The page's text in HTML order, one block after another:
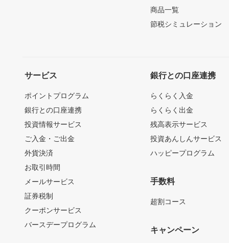
商品一覧
節税シミュレーション
サービス
ポイントプログラム
銀行との口座連携
投資情報サービス
ご入金・ご出金
外貨決済
お取引時間
メールサービス
証券税制
クーポンサービス
バースデープログラム
銀行との口座連携
らくらく入金
らくらく出金
残高表示サービス
投資あんしんサービス
ハッピープログラム
手数料
超割コース
キャンペーン